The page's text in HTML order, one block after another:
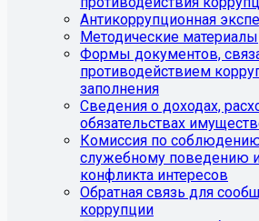
Антикоррупционная
Методические материалы
Формы документов,
противодействием
заполнения
Сведения о доходах,
обязательствах
Комиссия по
служебному поведению
конфликта интересов
Обратная связь для
коррупции